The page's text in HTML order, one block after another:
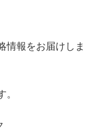
情報をお届けしま
。